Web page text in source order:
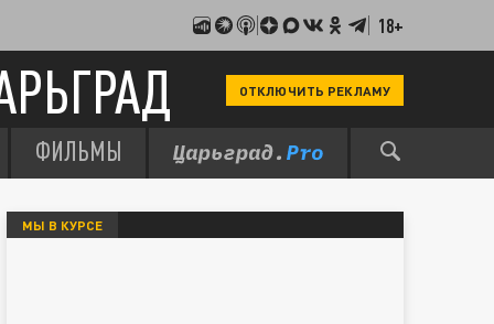
18+
ОТКЛЮЧИТЬ РЕКЛАМУ
ФИЛЬМЫ
МЫ В КУРСЕ